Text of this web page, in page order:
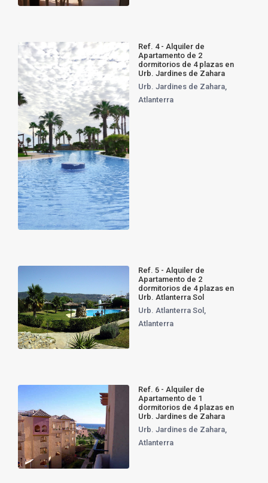
Ref. 4 - Alquiler de
Apartamento de 2
dormitorios de 4 plazas en
Urb. Jardines de Zahara
Urb. Jardines de Zahara
Atlanterra
Ref. 5 - Alquiler de
Apartamento de 2
dormitorios de 4 plazas en
Urb. Atlanterra Sol
Urb. Atlanterra Sol
Atlanterra
Ref. 6 - Alquiler de
Apartamento de 1
dormitorios de 4 plazas en
Urb. Jardines de Zahara
Urb. Jardines de Zahara,
Atlanterra
Alquiler